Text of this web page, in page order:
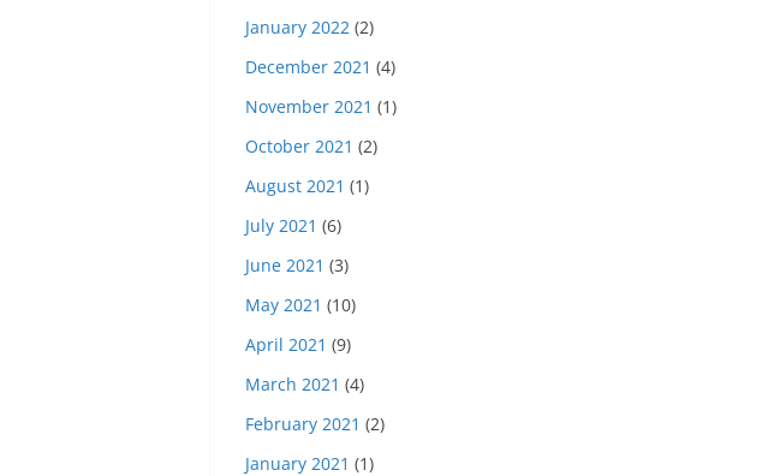
January 2022 (2)
December 2021 (4)
November 2021 (1)
October 2021 (2)
August 2021 (1)
July 2021 (6)
June 2021 (3)
May 2021 (10)
April 2021 (9)
March 2021 (4)
February 2021 (2)
January 2021 (1)